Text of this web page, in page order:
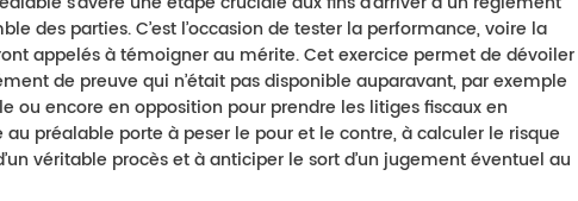
des parties. C’est l’occasion de tester la performance, voire la
appelés à témoigner au mérite. Cet exercice permet de dévoiler
de preuve qui n’était pas disponible auparavant, par exemple
ou encore en opposition pour prendre les litiges fiscaux en
préalable porte à peser le pour et le contre, à calculer le risque
véritable procès et à anticiper le sort d’un jugement éventuel au